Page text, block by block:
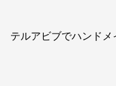
テルアビブでハンドメ